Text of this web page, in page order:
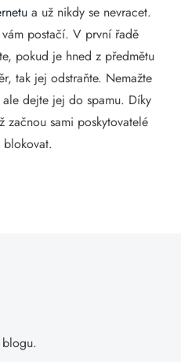
a už nikdy se nevracet.
postačí. V první řadě
pokud je hned z předmětu
tak jej odstraňte. Nemažte
dejte jej do spamu. Díky
začnou sami poskytovatelé
blokovat.
blogu.